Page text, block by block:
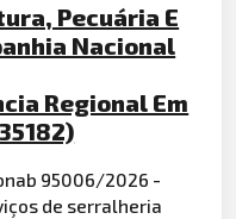
Pecuária E
Nacional
Regional Em
95006/2026 -
de serralheria